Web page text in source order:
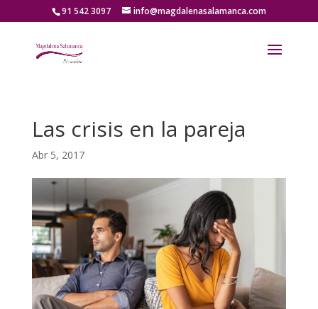
91 542 3097 info@magdalenasalamanca.com
Las crisis en la pareja
Abr 5, 2017